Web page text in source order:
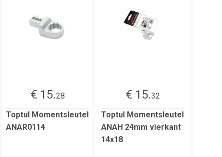
€ 15.28
Toptul Momentsleutel
ANAR0114
€ 15.32
Toptul Momentsleutel
ANAH 24mm vierkant
14x18